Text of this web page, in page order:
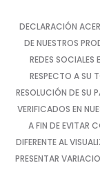
DECLARACIÓN
DE NUESTROS
REDES SOCIALES
RESPECTO A SU
RESOLUCIÓN DE SU
VERIFICADOS EN
A FIN DE EVITAR
DIFERENTE AL
PRESENTAR